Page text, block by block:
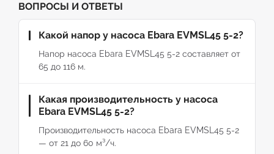
ВОПРОСЫ И ОТВЕТЫ
Какой напор у насоса Ebara EVMSL45 5-2?
Напор насоса Ebara EVMSL45 5-2 составляет от
65 до 116 м.
Какая производительность у насоса
Ebara EVMSL45 5-2?
Производительность насоса Ebara EVMSL45 5-2
— от 21 до 60 м³/ч.